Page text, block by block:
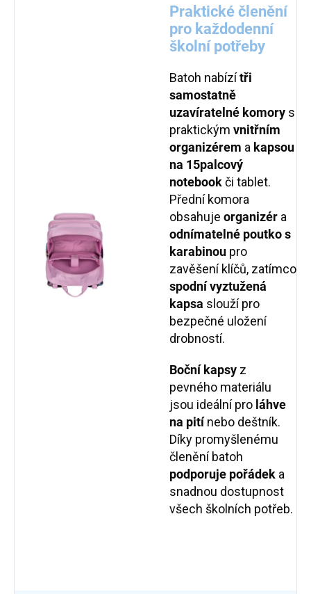
Praktické členění
pro každodenní
školní potřeby
Batoh nabízítři
samostatně
uzavíratelné komory s
praktickým vnitřním
organizérem a kapsou
na 15palcový
notebookči tablet.
Přední komora
obsahuje organizér a
odnímatelné poutko s
karabinou pro
zavěšení klíčů, zatímco
spodní vyztužená
kapsa slouží pro
bezpečné uložení
drobností.
Boční kapsy z
pevného materiálu
jsou ideální pro láhve
na pitínebo deštník.
Díky promyšlenému
členění batoh
podporuje pořádek a
snadnou dostupnost
všech školních potřeb.